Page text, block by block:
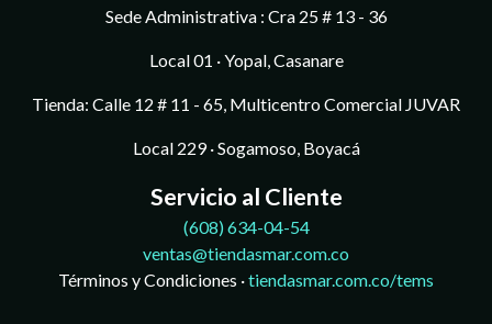
Sede Administrativa : Cra 25 # 13 - 36
Local 01 · Yopal, Casanare
Tienda: Calle 12 # 11 - 65, Multicentro Comercial JUVAR
Local 229 · Sogamoso, Boyacá
Servicio al Cliente
(608) 634-04-54
ventas@tiendasmar.com.co
Términos y Condiciones ·tiendasmar.com.co/tems